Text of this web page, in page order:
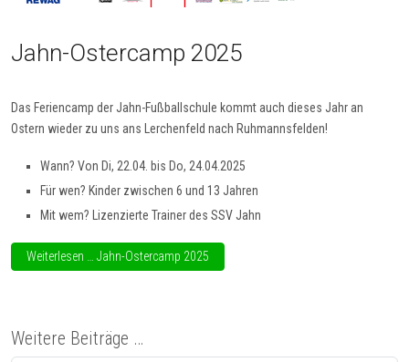
Jahn-Ostercamp 2025
Das Feriencamp der Jahn-Fußballschule kommt auch dieses Jahr an
Ostern wieder zu uns ans Lerchenfeld nach Ruhmannsfelden!
Wann? Von Di, 22.04. bis Do, 24.04.2025
Für wen? Kinder zwischen 6 und 13 Jahren
Mit wem? Lizenzierte Trainer des SSV Jahn
Weiterlesen … Jahn-Ostercamp 2025
Weitere Beiträge …